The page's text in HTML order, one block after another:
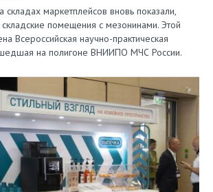
маркетплейсов вновь показали,
помещения с мезонинами. Этой
Всероссийская научно-практическая
на полигоне ВНИИПО МЧС России.